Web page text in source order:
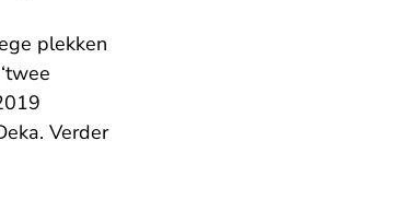
plekken
Verder